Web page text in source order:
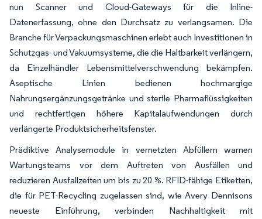
nun Scanner und Cloud-Gateways für die Inline-
Datenerfassung, ohne den Durchsatz zu verlangsamen. Die
Branche für Verpackungsmaschinen erlebt auch Investitionen in
Schutzgas- und Vakuumsysteme, die die Haltbarkeit verlängern,
da Einzelhändler Lebensmittelverschwendung bekämpfen.
Aseptische Linien bedienen hochmargige
Nahrungsergänzungsgetränke und sterile Pharmaflüssigkeiten
und rechtfertigen höhere Kapitalaufwendungen durch
verlängerte Produktsicherheitsfenster.
Prädiktive Analysemodule in vernetzten Abfüllern warnen
Wartungsteams vor dem Auftreten von Ausfällen und
reduzieren Ausfallzeiten um bis zu 20 %. RFID-fähige Etiketten,
die für PET-Recycling zugelassen sind, wie Avery Dennisons
neueste Einführung, verbinden Nachhaltigkeit mit